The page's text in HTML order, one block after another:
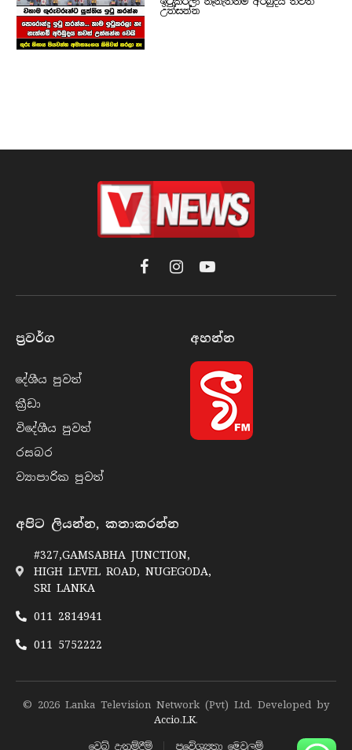
උත්සන්න
FacebookInstagramYouTube
ප්‍රවර්​ග
දේශීය පුව​ත්
ක්‍රී​ඩා
විදේශීය පුව​ත්
රසබ​ර
ව්‍යාපාරික පුව​ත්
අහන්​න
අපිට ලියන්න, කතාකරන්න
#327,GAMSABHA JUNCTION,
HIGH LEVEL ROAD, NUGEGODA,
SRI LANKA
011 2814941
011 5752222
© 2026 Lanka Television Network (Pvt) Ltd. Developed by
Accio.LK.
වෙබ් දැනුම්දීම්
ප්‍රවේශ්‍යතා මෙවලම්